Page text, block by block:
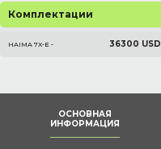
Комплектации
HAIMA 7X-E - 36300 USD
ОСНОВНАЯ
ИНФОРМАЦИЯ